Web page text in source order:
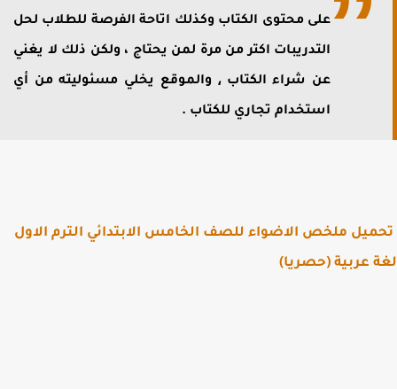
على محتوى الكتاب وكذلك اتاحة الفرصة للطلاب لحل
التدريبات اكتر من مرة لمن يحتاج ، ولكن ذلك لا يغني
عن شراء الكتاب ⸲ والموقع يخلي مسئوليته من أي
استخدام تجاري للكتاب .
ملخص الاضواء للصف الخامس الابتدائي الترم الاول
عربية (حصريا)